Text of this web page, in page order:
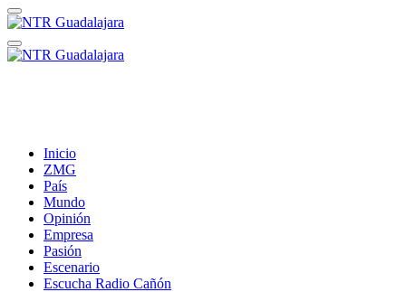
Inicio
ZMG
País
Mundo
Opinión
Empresa
Pasión
Escenario
Escucha Radio Cañón